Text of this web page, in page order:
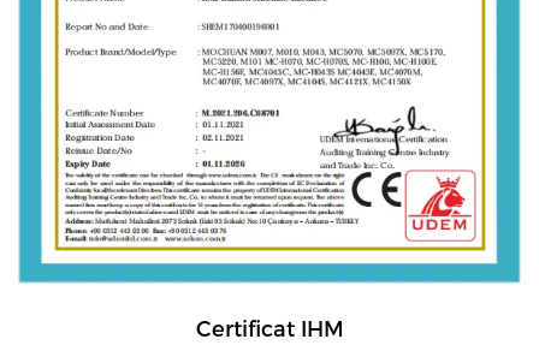
Certificat IHM